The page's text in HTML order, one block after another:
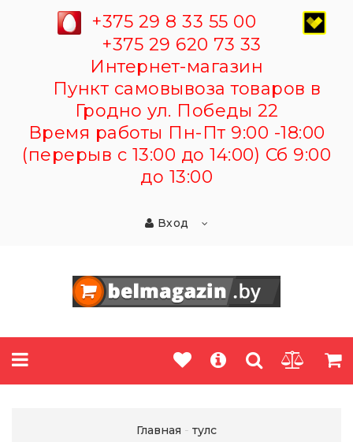
+375 29 8 33 55 00
+375 29 620 73 33
Интернет-магазин
Пункт самовывоза товаров в
Гродно ул. Победы 22
Время работы Пн-Пт 9:00 -18:00
(перерыв с 13:00 до 14:00) Сб 9:00
до 13:00
Вход
Главная тулс